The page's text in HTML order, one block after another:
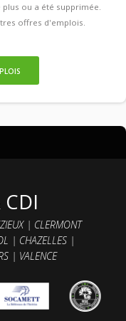
ou a été supprimée.
offres d'emplois.
| CLERMONT
| CHAZELLES |
| VALENCE